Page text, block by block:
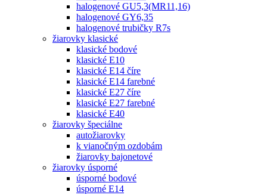
halogenové GU5,3(MR11,16)
halogenové GY6,35
halogenové trubičky R7s
žiarovky klasické
klasické bodové
klasické E10
klasické E14 číre
klasické E14 farebné
klasické E27 číre
klasické E27 farebné
klasické E40
žiarovky špeciálne
autožiarovky
k vianočným ozdobám
žiarovky bajonetové
žiarovky úsporné
úsporné bodové
úsporné E14